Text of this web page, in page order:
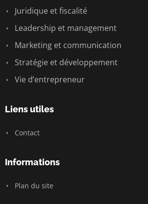
Juridique et fiscalité
Leadership et management
Marketing et communication
Stratégie et développement
Vie d’entrepreneur
Liens utiles
Contact
Informations
Plan du site